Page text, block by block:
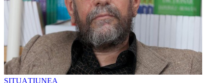
SITUAȚIUNEA